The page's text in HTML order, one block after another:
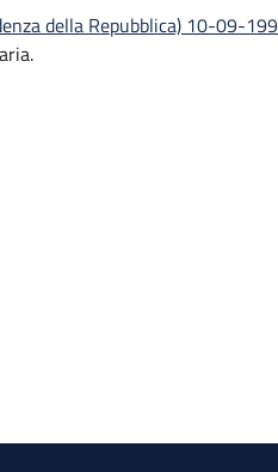
della Repubblica) 10-09-